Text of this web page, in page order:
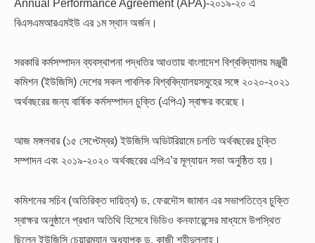
বিএসএমআরএমইউ এর ১ম স্থান অর্জন।
সরকারি কর্মসম্পাদন ব্যবস্থাপনা পদ্ধতির আওতায় বাংলাদেশ বিশ্ববিদ্যালয় মঞ্জুরী
কমিশন (ইউজিসি) দেশের সকল পাবলিক বিশ্ববিদ্যালয়সমুহের সঙ্গে ২০২০-২০২১
অর্থবছরের জন্য বার্ষিক কর্মসম্পাদন চুক্তি (এপিএ) স্বাক্ষর করেছে।
আজ মঙ্গলবার (১৫ সেপ্টেম্বর) ইউজিসি অডিটরিয়ামে চলতি অর্থবছরের চুক্তি
সম্পাদন এবং ২০১৯-২০২০ অর্থবছরের এপিএ’র মূল্যায়ন সভা অনুষ্ঠিত হয়।
কমিশনের সচিব (অতিরিক্ত দায়িত্ব) ড. ফেরদৌস জামান এর সভাপতিত্বে চুক্তি
স্বাক্ষর অনুষ্ঠানে প্রধান অতিথি হিসেবে ভিডিও কনফারেন্সের মাধ্যমে উপস্থিত
ছিলেন ইউজিসি চেয়ারম্যান অধ্যাপক ড. কাজী শহীদুল্লাহ।